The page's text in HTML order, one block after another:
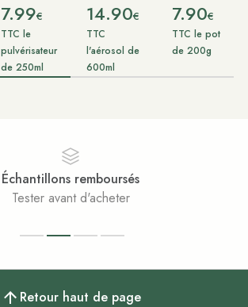
7.99€
TTC le
pulvérisateur
de 250ml
14.90€
TTC
l'aérosol de
600ml
7.90€
TTC le pot
de 200g
Retour haut de page